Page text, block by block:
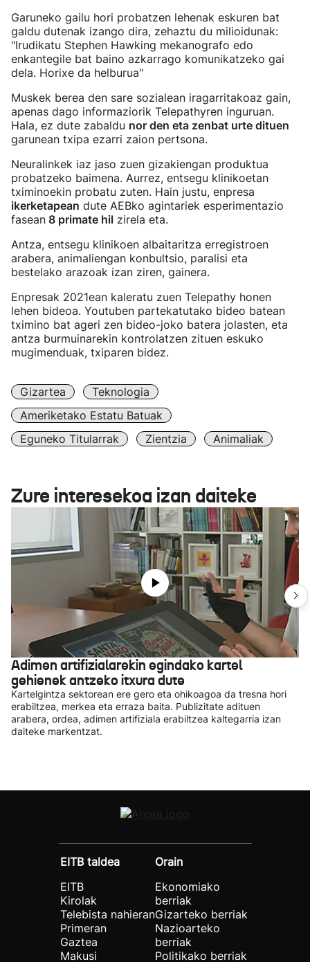
Garuneko gailu hori probatzen lehenak eskuren bat
galdu dutenak izango dira, zehaztu du milioidunak:
"Irudikatu Stephen Hawking mekanografo edo
enkantegile bat baino azkarrago komunikatzeko gai
dela. Horixe da helburua"
Muskek berea den sare sozialean iragarritakoaz gain,
apenas dago informaziorik Telepathyren inguruan.
Hala, ez dute zabaldu nor den eta zenbat urte dituen
garunean txipa ezarri zaion pertsona.
Neuralinkek iaz jaso zuen gizakiengan produktua
probatzeko baimena. Aurrez, entsegu klinikoetan
tximinoekin probatu zuten. Hain justu, enpresa
ikerketapean dute AEBko agintariek esperimentazio
fasean 8 primate hil zirela eta.
Antza, entsegu klinikoen albaitaritza erregistroen
arabera, animaliengan konbultsio, paralisi eta
bestelako arazoak izan ziren, gainera.
Enpresak 2021ean kaleratu zuen Telepathy honen
lehen bideoa. Youtuben partekatutako bideo batean
tximino bat ageri zen bideo-joko batera jolasten, eta
antza burmuinarekin kontrolatzen zituen eskuko
mugimenduak, txiparen bidez.
Gizartea
Teknologia
Ameriketako Estatu Batuak
Eguneko Titularrak
Zientzia Animaliak
Zure interesekoa izan daiteke
Adimen artifizialarekin egindako kartel
gehienek antzeko itxura dute
Kartelgintza sektorean ere gero eta ohikoagoa da tresna hori
erabiltzea, merkea eta erraza baita. Publizitate adituen
arabera, ordea, adimen artifiziala erabiltzea kaltegarria izan
daiteke markentzat.
EITB taldea
EITB
Kirolak
Telebista nahieran
Primeran
Gaztea
Makusi
Orain
Ekonomiako
berriak
Gizarteko berriak
Nazioarteko
berriak
Politikako berriak